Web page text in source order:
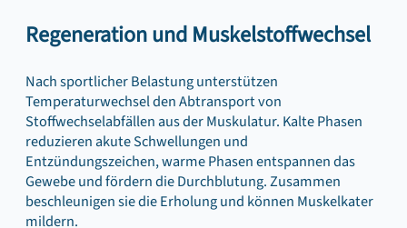
Regeneration und Muskelstoffwechsel
Nach sportlicher Belastung unterstützen
Temperaturwechsel den Abtransport von
Stoffwechselabfällen aus der Muskulatur. Kalte Phasen
reduzieren akute Schwellungen und
Entzündungszeichen, warme Phasen entspannen das
Gewebe und fördern die Durchblutung. Zusammen
beschleunigen sie die Erholung und können Muskelkater
mildern.